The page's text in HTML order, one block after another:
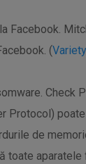
Facebook.
(Variety
Check
Protocol)
de
toate